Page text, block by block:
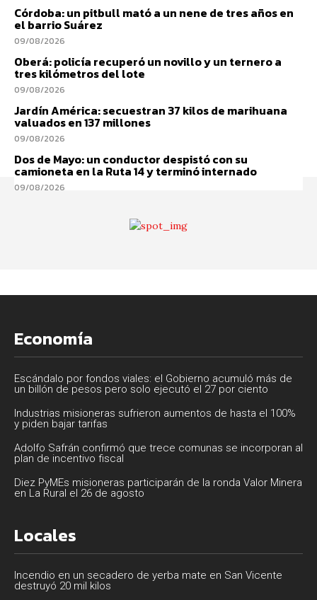
Córdoba: un pitbull mató a un nene de tres años en
el barrio Suárez
09/08/2026
Oberá: policía recuperó un novillo y un ternero a
tres kilómetros del lote
09/08/2026
Jardín América: secuestran 37 kilos de marihuana
valuados en 137 millones
09/08/2026
Dos de Mayo: un conductor despistó con su
camioneta en la Ruta 14 y terminó internado
09/08/2026
Economía
Escándalo por fondos viales: el Gobierno acumuló más de
un billón de pesos pero solo ejecutó el 27 por ciento
Industrias misioneras sufrieron aumentos de hasta el 100%
y piden bajar tarifas
Adolfo Safrán confirmó que trece comunas se incorporan al
plan de incentivo fiscal
Diez PyMEs misioneras participarán de la ronda Valor Minera
en La Rural el 26 de agosto
Locales
Incendio en un secadero de yerba mate en San Vicente
destruyó 20 mil kilos